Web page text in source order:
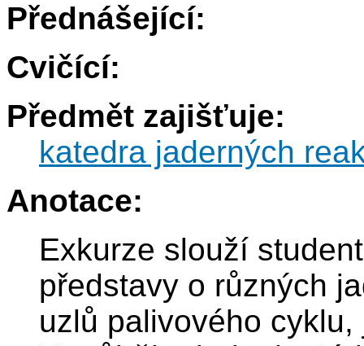
Přednášející:
Cvičící:
Předmět zajišťuje:
katedra jaderných
Anotace:
Exkurze slouží
představy o různých
uzlů palivového